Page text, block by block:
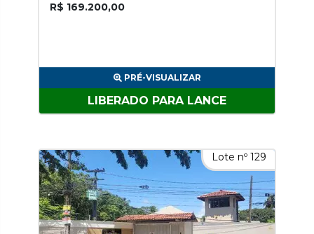
R$ 169.200,00
PRÉ-VISUALIZAR
LIBERADO PARA LANCE
Lote nº 129